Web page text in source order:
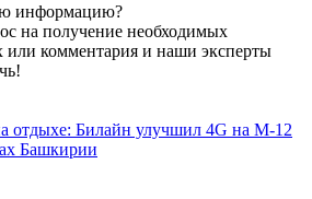
информацию?
на получение необходимых
или комментария и наши эксперты
отдыхе: Билайн улучшил 4G на М-12
Башкирии